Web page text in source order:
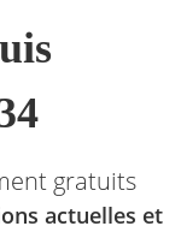
gratuits
actuelles et